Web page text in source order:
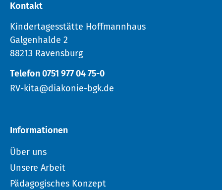
Kontakt
Kindertagesstätte Hoffmannhaus
Galgenhalde 2
88213 Ravensburg
Telefon 0751 977 04 75-0
RV-kita@diakonie-bgk.de
Informationen
Über uns
Unsere Arbeit
Pädagogisches Konzept